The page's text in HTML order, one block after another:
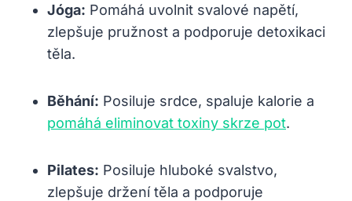
Jóga: Pomáhá uvolnit svalové napětí,
zlepšuje pružnost a podporuje detoxikaci
těla.
Běhání: Posiluje srdce, spaluje kalorie a
pomáhá eliminovat toxiny skrze pot.
Pilates: Posiluje hluboké svalstvo,
zlepšuje držení těla a podporuje